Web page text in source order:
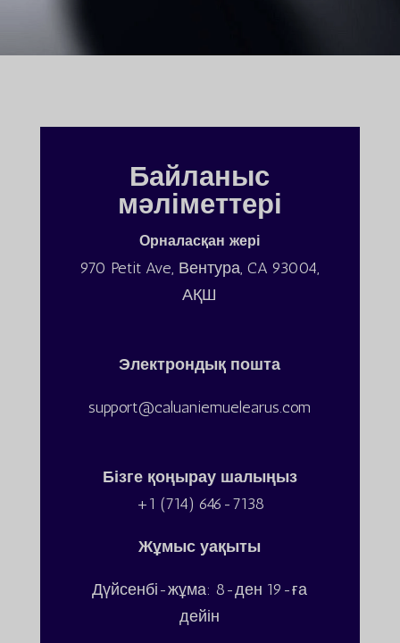
Байланыс
мәліметтері
Орналасқан жері
970 Petit Ave, Вентура, CA 93004,
АҚШ
Электрондық пошта
support@caluaniemuelearus.com
Бізге қоңырау шалыңыз
+1 (714) 646-7138
Жұмыс уақыты
Дүйсенбі-жұма: 8-ден 19-ға
дейін